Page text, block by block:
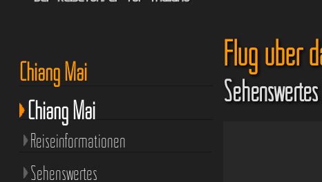
Flug über
Chiang Mai
Chiang Mai
Reiseinformationen
Sehenswertes